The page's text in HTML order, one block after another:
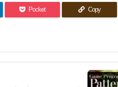
Pocket Copy